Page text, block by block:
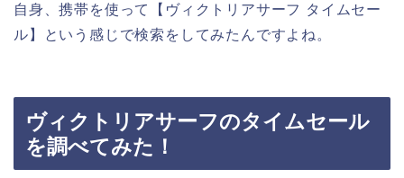
自身、携帯を使って【ヴィクトリアサーフ タイムセー
ル】という感じで検索をしてみたんですよね。
ヴィクトリアサーフのタイムセール
を調べてみた！